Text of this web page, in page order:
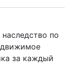
по
за каждый